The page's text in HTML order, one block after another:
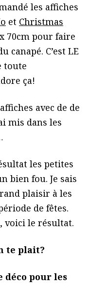
les affiches
et Christmas
70cm pour faire
canapé. C’est LE
toute
ça!
avec de de
mis dans les
les petites
bien fou. Je sais
plaisir à les
de fêtes.
voici le résultat.
te plait?
déco pour les